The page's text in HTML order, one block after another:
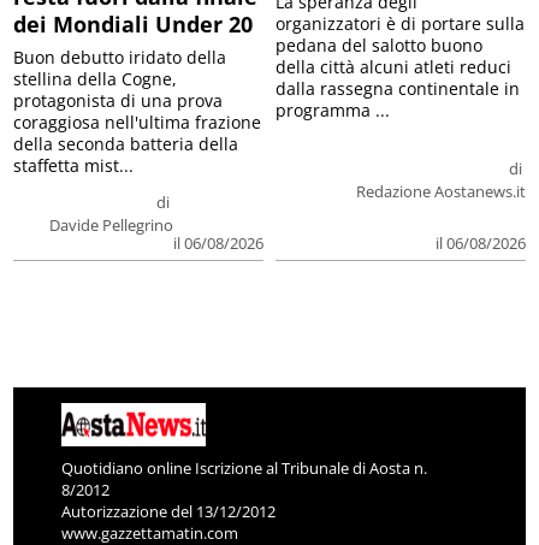
dei Mondiali Under 20
di
Davide Pellegrino
il 06/08/2026
Buon debutto iridato della
stellina della Cogne,
protagonista di una prova
coraggiosa nell'ultima frazione
della seconda batteria della
staffetta mist...
di
Redazione Aostanews.it
il 06/08/2026
organizzatori è di portare sulla
pedana del salotto buono
della città alcuni atleti reduci
dalla rassegna continentale in
programma ...
Quotidiano online Iscrizione al Tribunale di Aosta n.
8/2012
Autorizzazione del 13/12/2012
www.gazzettamatin.com